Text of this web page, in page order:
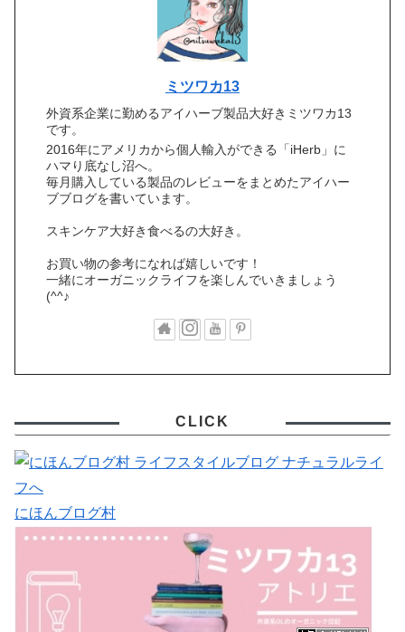
ミツワカ13
外資系企業に勤めるアイハーブ製品大好きミツワカ13
です。
2016年にアメリカから個人輸入ができる「iHerb」に
ハマり底なし沼へ。
毎月購入している製品のレビューをまとめたアイハー
ブブログを書いています。
スキンケア大好き食べるの大好き。
お買い物の参考になれば嬉しいです！
一緒にオーガニックライフを楽しんでいきましょう
(^^♪
CLICK
にほんブログ村